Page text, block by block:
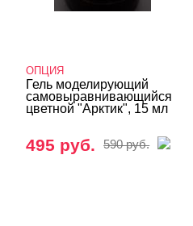
ОПЦИЯ
Гель моделирующий
самовыравнивающийся
цветной "Арктик", 15 мл
495 руб. 590 руб.